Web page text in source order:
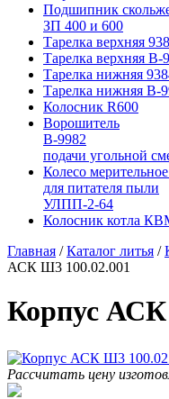
Подшипник
ЗП 400 и 600
Тарелка верхняя
Тарелка верхняя
Тарелка нижняя
Тарелка нижняя В-
Колосник R600
Ворошитель
В-9982
подачи угольной
Колесо
для питателя пыли
УЛПП-2-64
Колосник котла
Главная /Каталог литья /
АСК Ш3 100.02.001
Корпус
Рассчитать цену